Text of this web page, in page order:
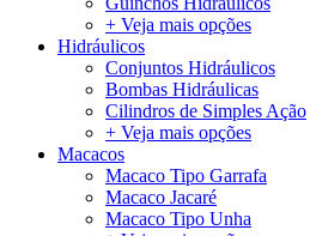
+ Veja mais opções
Hidráulicos
Conjuntos Hidráulicos
Bombas Hidráulicas
Cilindros de Simples Ação
+ Veja mais opções
Macacos
Macaco Tipo Garrafa
Macaco Jacaré
Macaco Tipo Unha